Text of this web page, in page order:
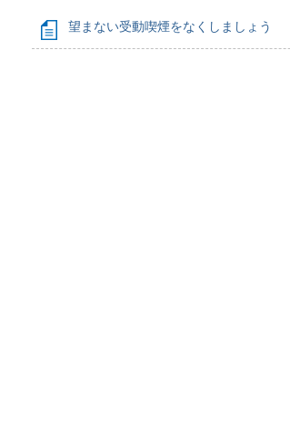
望まない受動喫煙をなくしましょう